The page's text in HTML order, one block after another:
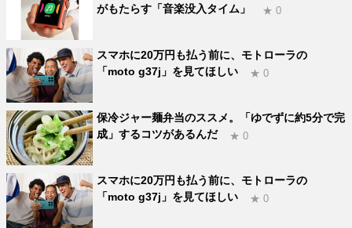
がもたらす「音楽没入タイム」
★ 0
スマホに20万円も払う前に、モトローラの
「moto g37j」を見てほしい
★ 0
保冷ジャー麺弁当のススメ。「ゆでずに約5分で完
成」するコツがあるんだ
★ 0
スマホに20万円も払う前に、モトローラの
「moto g37j」を見てほしい
★ 0